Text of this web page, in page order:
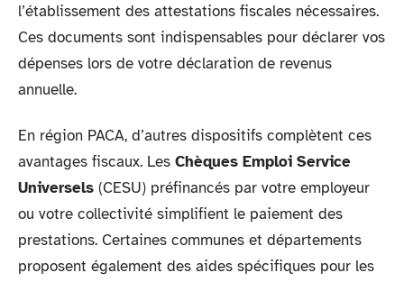
l’établissement des attestations fiscales nécessaires.
Ces documents sont indispensables pour déclarer vos
dépenses lors de votre déclaration de revenus
annuelle.
En région PACA, d’autres dispositifs complètent ces
avantages fiscaux. Les Chèques Emploi Service
Universels (CESU) préfinancés par votre employeur
ou votre collectivité simplifient le paiement des
prestations. Certaines communes et départements
proposent également des aides spécifiques pour les